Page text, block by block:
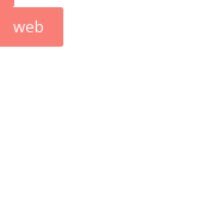
web